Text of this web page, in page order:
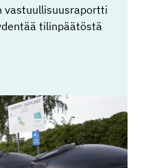
vastuullisuusraportti
tilinpäätöstä